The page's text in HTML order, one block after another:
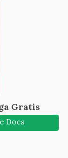
Gratis
Docs